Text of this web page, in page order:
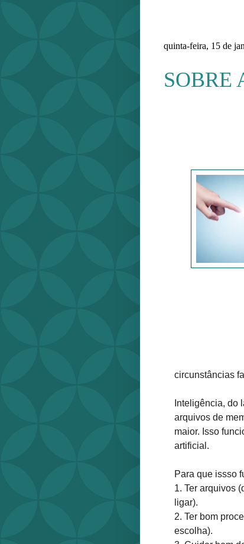
quinta-feira, 15 de
SOBRE
circunstâncias
Inteligência, do
arquivos de
maior. Isso
artificial.
Para que issso
1. Ter arquivos
ligar).
2. Ter bom
escolha).